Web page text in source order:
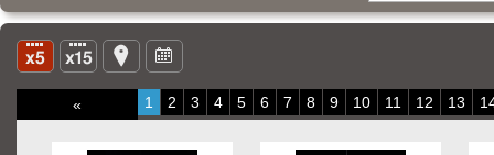
« 1 2 3 4 5 6 7 8 9 10 11 12 13